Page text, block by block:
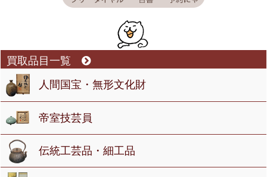
買取品目一覧
人間国宝・無形文化財
帝室技芸員
伝統工芸品・細工品